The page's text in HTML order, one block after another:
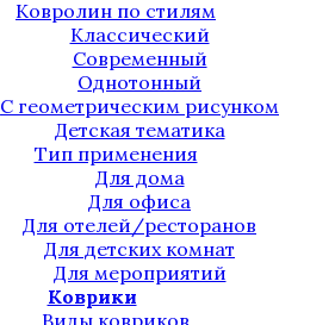
Ковролин по стилям
Классический
Современный
Однотонный
С геометрическим рисунком
Детская тематика
Тип применения
Для дома
Для офиса
Для отелей/ресторанов
Для детских комнат
Для мероприятий
Коврики
Виды ковриков